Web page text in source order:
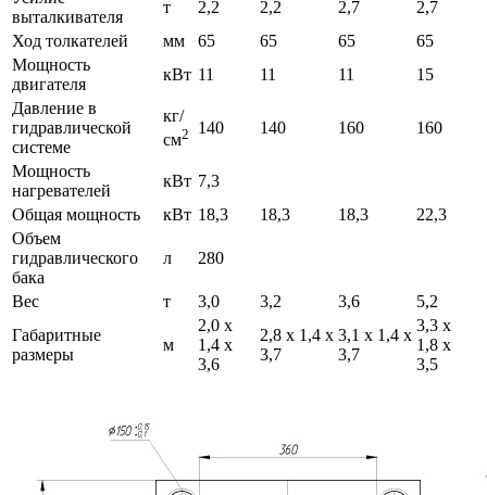
выталкивателя
т 2,2 2,2 2,7
2,7
Ход толкателей
мм 65 65 65
65
Мощность
двигателя
кВт 11 11 11
15
Давление в
гидравлической
системе
кг/
см2 140 140 160 160
Мощность
нагревателей
кВт 7,3
Общая мощность
кВт 18,3 18,3 18,3
22,3
Объем
гидравлического
бака
л 280
Вес т 3,0 3,2 3,6
5,2
Габаритные
размеры
м
2,0 х
1,4 х
3,6
2,8 х 1,4 х
3,7
3,1 х 1,4 х
3,7
3,3 х
1,8 х
3,5